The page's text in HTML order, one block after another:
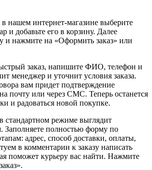
нашем интернет-магазине выберите
и добавьте его в корзину. Далее
и нажмите на «Оформить заказ» или
заказ, напишите ФИО, телефон и
менеджер и уточнит условия заказа.
вам придет подтверждение
почту или через СМС. Теперь останется
и радоваться новой покупке.
стандартном режиме выглядит
Заполняете полностью форму по
адрес, способ доставки, оплаты,
в комментарии к заказу написать
поможет курьеру вас найти. Нажмите